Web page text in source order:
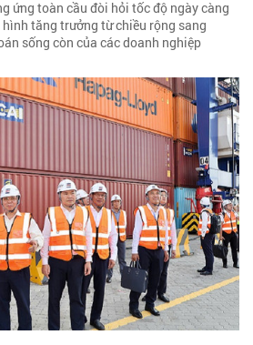
ứng toàn cầu đòi hỏi tốc độ ngày càng
tăng trưởng từ chiều rộng sang
sống còn của các doanh nghiệp